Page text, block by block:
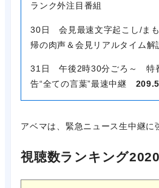
ランク外注目番組
30日 会見最速文字起こし/ま
帰の肉声＆会見リアルタイム
31日 午後2時30分ごろ～ 特
告“全ての言葉”最速中継
アベマは、緊急ニュース生中継に
視聴数ランキング